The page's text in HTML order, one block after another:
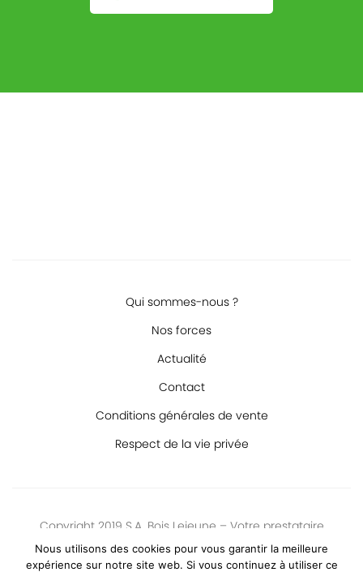
Qui sommes-nous ?
Nos forces
Actualité
Contact
Conditions générales de vente
Respect de la vie privée
Copyright 2019 S.A. Bois Lejeune – Votre prestataire
logistique s’occupe de tout ! De la prise en charge initial au
déballage final.
Nous utilisons des cookies pour vous garantir la meilleure
expérience sur notre site web. Si vous continuez à utiliser ce